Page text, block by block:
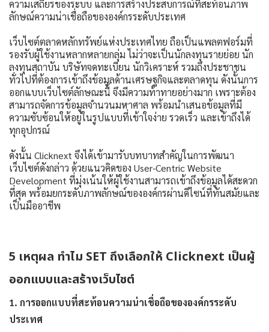
ความเสถียรของระบบ และการสร้างประสบการณ์ที่สะท้อนภาพ
ลักษณ์ความน่าเชื่อถือขององค์กรระดับประเทศ
เว็บไซต์ตลาดหลักทรัพย์แห่งประเทศไทย ถือเป็นแพลตฟอร์มที่
รองรับผู้ใช้งานหลากหลายกลุ่ม ไม่ว่าจะเป็นนักลงทุนรายย่อย นัก
ลงทุนสถาบัน บริษัทจดทะเบียน นักวิเคราะห์ รวมถึงประชาชน
ทั่วไปที่ต้องการเข้าถึงข้อมูลด้านเศรษฐกิจและตลาดทุน ดังนั้นการ
ออกแบบเว็บไซต์ลักษณะนี้ จึงมีความท้าทายอย่างมาก เพราะต้อง
สามารถจัดการข้อมูลจำนวนมหาศาล พร้อมนำเสนอข้อมูลที่มี
ความซับซ้อนให้อยู่ในรูปแบบที่เข้าใจง่าย รวดเร็ว และเข้าถึงได้
ทุกอุปกรณ์
ดังนั้น Clicknext จึงได้เข้ามารับบทบาทสำคัญในการพัฒนา
เว็บไซต์ดังกล่าว ด้วยแนวคิดของ User-Centric Website
Development ที่มุ่งเน้นให้ผู้ใช้งานสามารถเข้าถึงข้อมูลได้สะดวก
ที่สุด พร้อมยกระดับภาพลักษณ์ขององค์กรผ่านดีไซน์ที่ทันสมัยและ
เป็นมืออาชีพ
5 เหตุผล ทำไม SET ถึงเลือกให้ Clicknext เป็นผู้
ออกแบบและสร้างเว็บไซต์
1. การออกแบบที่สะท้อนความน่าเชื่อถือขององค์กรระดับ
ประเทศ